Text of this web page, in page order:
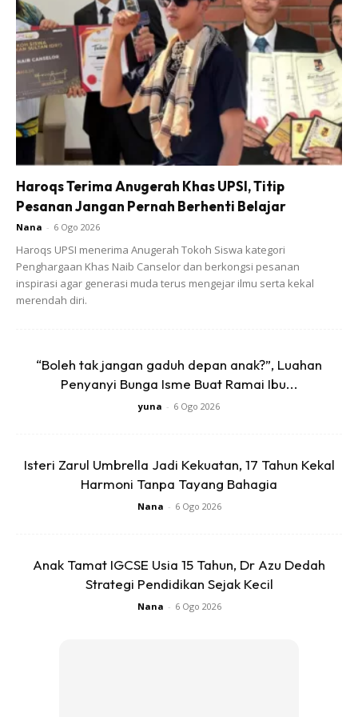
jenis yang sama, khusus untuk air.
Pasir Lebih
Selain makanan, pasir juga amat penting. Ada kucing yang
kurang selesa melepaskan hajatnya apabila ada najis di
dalamnya. Mereka sama seperti kita yang banyak ragam
dan peelnya. Jadi sediakanlah bekas pasir lebih khusus
untuk tujuan ini. Menyediakan dua hingga tiga bekas pasir
yang besar adalah wajar.
Ads
Haroqs Terima Anugerah Khas UPSI, Titip
Pesanan Jangan Pernah Berhenti Belajar
Nana - 6 Ogo 2026
Haroqs UPSI menerima Anugerah Tokoh Siswa kategori
Penghargaan Khas Naib Canselor dan berkongsi pesanan
inspirasi agar generasi muda terus mengejar ilmu serta kekal
merendah diri.
“Boleh tak jangan gaduh depan anak?”, Luahan
Penyanyi Bunga Isme Buat Ramai Ibu...
yuna - 6 Ogo 2026
Isteri Zarul Umbrella Jadi Kekuatan, 17 Tahun Kekal
Harmoni Tanpa Tayang Bahagia
Nana - 6 Ogo 2026
Anak Tamat IGCSE Usia 15 Tahun, Dr Azu Dedah
Strategi Pendidikan Sejak Kecil
Nana - 6 Ogo 2026